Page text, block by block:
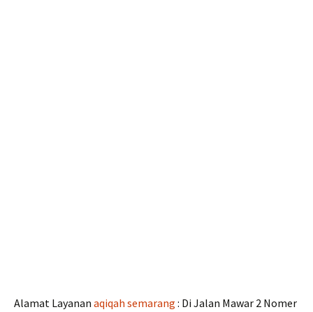
Alamat Layanan aqiqah semarang : Di Jalan Mawar 2 Nomer